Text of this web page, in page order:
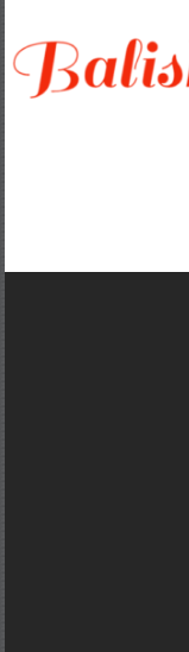
konten